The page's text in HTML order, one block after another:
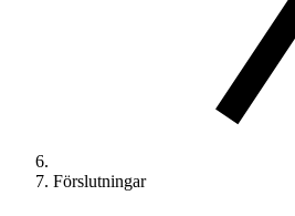
Förslutningar